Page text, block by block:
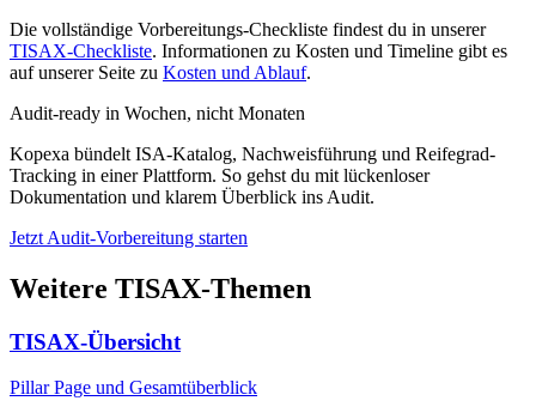
Die vollständige Vorbereitungs-Checkliste findest du in unserer
TISAX-Checkliste. Informationen zu Kosten und Timeline gibt es
auf unserer Seite zu Kosten und Ablauf.
Audit-ready in Wochen, nicht Monaten
Kopexa bündelt ISA-Katalog, Nachweisführung und Reifegrad-
Tracking in einer Plattform. So gehst du mit lückenloser
Dokumentation und klarem Überblick ins Audit.
Jetzt Audit-Vorbereitung starten
Weitere TISAX-Themen
TISAX-Übersicht
Pillar Page und Gesamtüberblick